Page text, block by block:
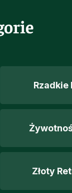
Rzadkie
Złoty